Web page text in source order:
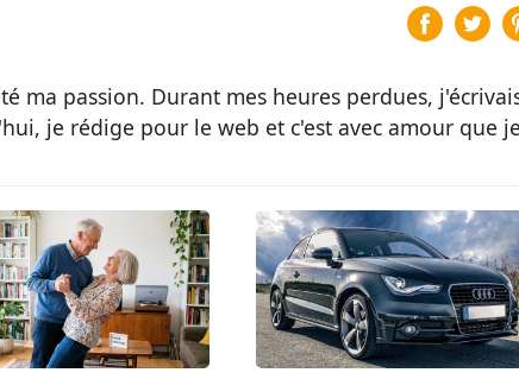
ma passion. Durant mes heures perdues,
je rédige pour le web et c'est avec amour que